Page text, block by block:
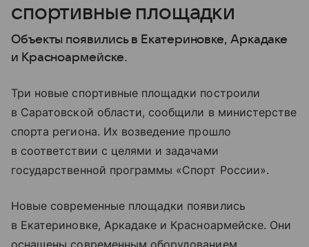
спортивные площадки
Объекты появились в Екатериновке, Аркадаке
и Красноармейске.
Три новые спортивные площадки построили
в Саратовской области, сообщили в министерстве
спорта региона. Их возведение прошло
в соответствии с целями и задачами
государственной программы «Спорт России».
Новые современные площадки появились
в Екатериновке, Аркадаке и Красноармейске. Они
оснащены современным оборудованием